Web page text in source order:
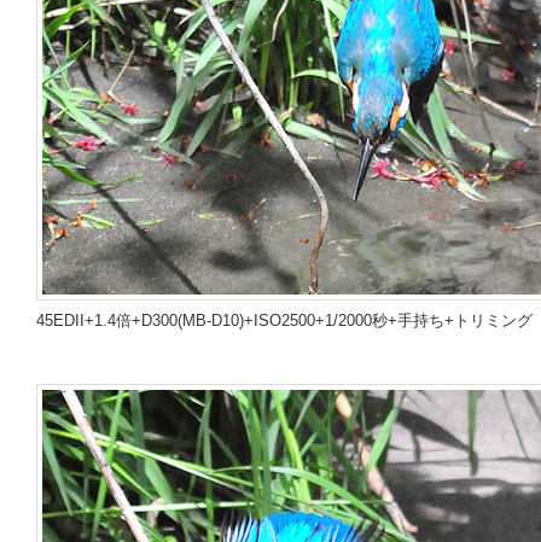
45EDII+1.4倍+D300(MB-D10)+ISO2500+1/2000秒+手持ち+トリミング